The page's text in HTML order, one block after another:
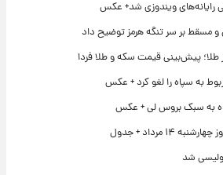
رایانه‌های ویندوزی شد+ عکس
و مسقط بر سر تنگه هرمز توضیح داد
طلا؛ پیش‌بینی قیمت سکه و طلا فردا
به سپاه را لغو کرد + عکس
به سبک بروس لی + عکس
مرداد + جدول
شد